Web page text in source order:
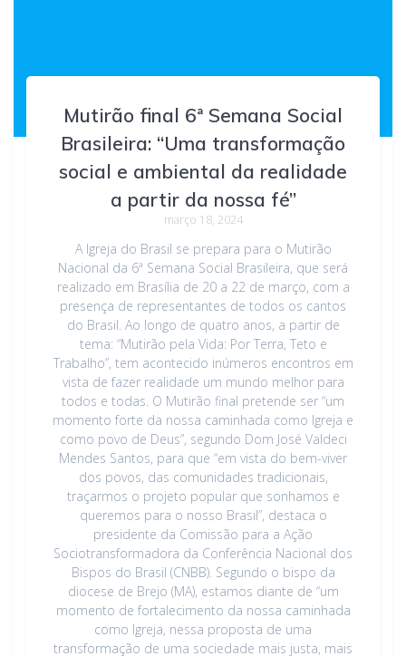
Mutirão final 6ª Semana Social
Brasileira: “Uma transformação
social e ambiental da realidade
a partir da nossa fé”
março 18, 2024
A Igreja do Brasil se prepara para o Mutirão
Nacional da 6ª Semana Social Brasileira, que será
realizado em Brasília de 20 a 22 de março, com a
presença de representantes de todos os cantos
do Brasil. Ao longo de quatro anos, a partir de
tema: “Mutirão pela Vida: Por Terra, Teto e
Trabalho”, tem acontecido inúmeros encontros em
vista de fazer realidade um mundo melhor para
todos e todas. O Mutirão final pretende ser “um
momento forte da nossa caminhada como Igreja e
como povo de Deus”, segundo Dom José Valdeci
Mendes Santos, para que “em vista do bem-viver
dos povos, das comunidades tradicionais,
traçarmos o projeto popular que sonhamos e
queremos para o nosso Brasil”, destaca o
presidente da Comissão para a Ação
Sociotransformadora da Conferência Nacional dos
Bispos do Brasil (CNBB). Segundo o bispo da
diocese de Brejo (MA), estamos diante de “um
momento de fortalecimento da nossa caminhada
como Igreja, nessa proposta de uma
transformação de uma sociedade mais justa, mais